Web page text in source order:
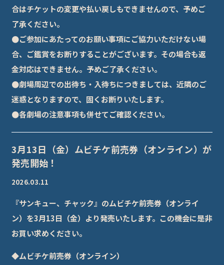
合はチケットの変更や払い戻しもできませんので、予めご
了承ください。
●ご参加にあたってのお願い事項にご協力いただけない場
合、ご鑑賞をお断りすることがございます。その場合も返
金対応はできません。予めご了承ください。
●劇場周辺での出待ち・入待ちにつきましては、近隣のご
迷惑となりますので、固くお断りいたします。
●各劇場の注意事項も併せてご確認ください。
3月13日（金）ムビチケ前売券（オンライン）が
発売開始！
2026.03.11
『サンキュー、チャック』のムビチケ前売券（オンライ
ン）を3月13日（金）より発売いたします。この機会に是非
お買い求めください。
◆ムビチケ前売券（オンライン）